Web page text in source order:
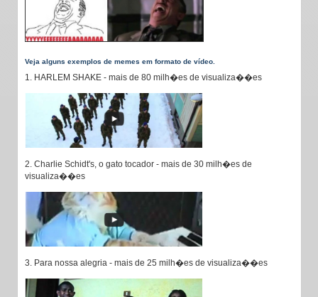
Veja alguns exemplos de memes em formato de vídeo.
1. HARLEM SHAKE - mais de 80 milh�es de visualiza��es
2. Charlie Schidt's, o gato tocador - mais de 30 milh�es de
visualiza��es
3. Para nossa alegria - mais de 25 milh�es de visualiza��es